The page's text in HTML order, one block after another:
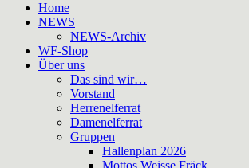
Home
NEWS
NEWS-Archiv
WF-Shop
Über uns
Das sind wir…
Vorstand
Herrenelferrat
Damenelferrat
Gruppen
Hallenplan 2026
Mottos Weisse Fräck